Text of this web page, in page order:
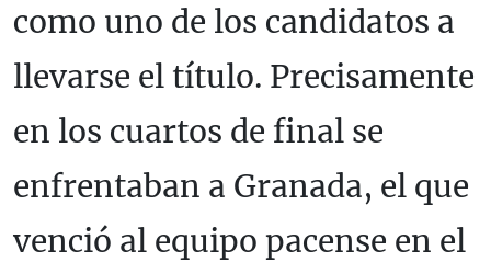
como uno de los candidatos a
llevarse el título. Precisamente
en los cuartos de final se
enfrentaban a Granada, el que
venció al equipo pacense en el